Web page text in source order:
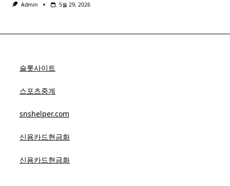
Admin 5월 29, 2026
슬롯사이트
스포츠중계
snshelper.com
신용카드현금화
신용카드현금화